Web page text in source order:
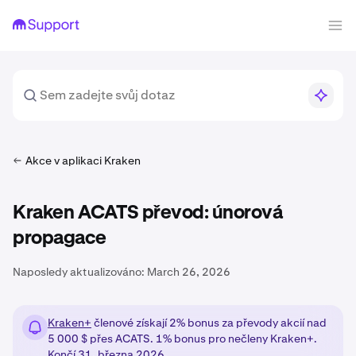
Akce v aplikaci Kraken
Kraken ACATS převod: únorová
propagace
Naposledy aktualizováno: March 26, 2026
Kraken+ členové získají 2% bonus za převody akcií nad
5 000 $ přes ACATS. 1% bonus pro nečleny Kraken+.